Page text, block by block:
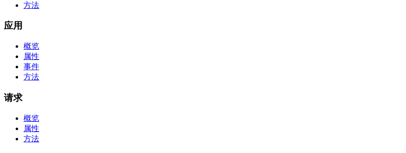
方法
应用
概览
属性
事件
方法
请求
概览
属性
方法